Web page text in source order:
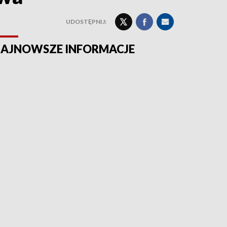
UDOSTĘPNIJ:
INFORMACJE